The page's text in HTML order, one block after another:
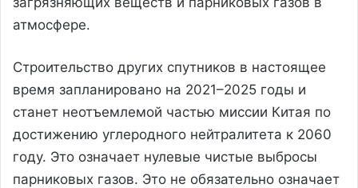
атмосфере.
Строительство других спутников в настоящее
время запланировано на 2021–2025 годы и
станет неотъемлемой частью миссии Китая по
достижению углеродного нейтралитета к 2060
году. Это означает нулевые чистые выбросы
парниковых газов. Это не обязательно означает